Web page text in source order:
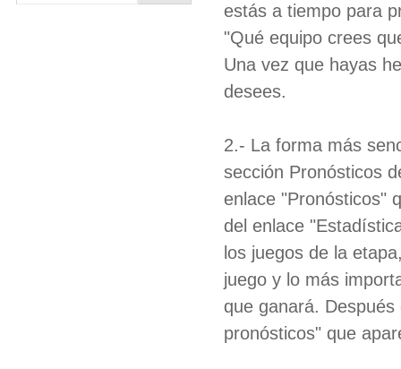
estás a tiempo para
"Qué equipo crees
Una vez que hayas
desees.
2.- La forma más
sección Pronósticos
enlace "Pronósticos"
del enlace
los juegos de la
juego y lo más
que ganará.
pronósticos" que